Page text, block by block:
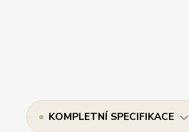
KOMPLETNÍ SPECIFIKACE